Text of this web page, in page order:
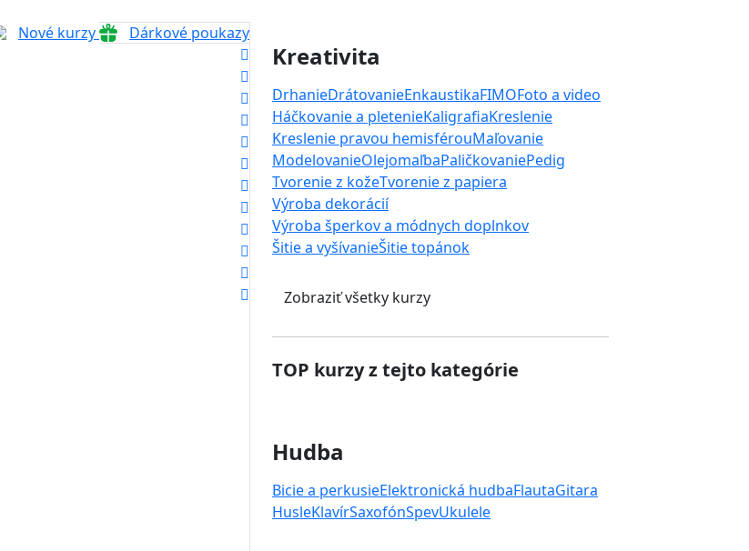
Nové kurzy
Dárkové poukazy
Kreativita
DrhanieDrátovanieEnkaustikaFIMOFoto a video
Háčkovanie a pletenieKaligrafiaKreslenie
Kreslenie pravou hemisférouMaľovanie
ModelovanieOlejomaľbaPaličkovaniePedig
Tvorenie z kožeTvorenie z papiera
Výroba dekorácií
Výroba šperkov a módnych doplnkov
Šitie a vyšívanieŠitie topánok
Zobraziť všetky kurzy
TOP kurzy z tejto kategórie
Hudba
Bicie a perkusieElektronická hudbaFlautaGitara
HusleKlavírSaxofónSpevUkulele